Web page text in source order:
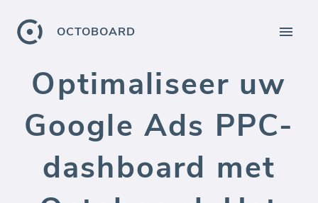
OCTOBOARD
Optimaliseer uw
Google Ads PPC-
dashboard met